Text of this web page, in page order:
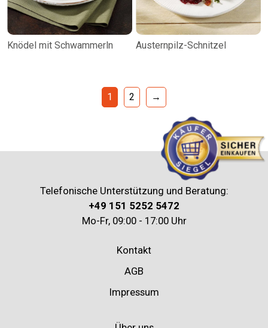
Knödel mit Schwammerln Austernpilz-Schnitzel
1 2 →
Telefonische Unterstützung und Beratung:
+49 151 5252 5472
Mo-Fr, 09:00 - 17:00 Uhr
Kontakt
AGB
Impressum